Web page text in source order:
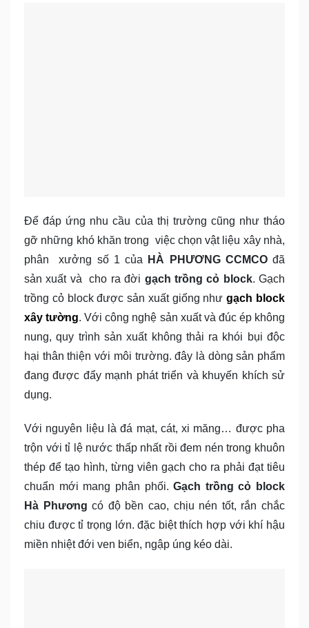
Để đáp ứng nhu cầu của thị trường cũng như tháo
gỡ những khó khăn trong việc chọn vật liệu xây nhà,
phân xưởng số 1 của HÀ PHƯƠNG CCMCOđã
sản xuất và cho ra đời gạch trồng cỏ block. Gạch
trồng cỏ block được sản xuất giống nhưgạch block
xây tường. Với công nghệ sản xuất và đúc ép không
nung, quy trình sản xuất không thải ra khói bụi độc
hại thân thiện với môi trường. đây là dòng sản phẩm
đang được đẩy mạnh phát triển và khuyến khích sử
dụng.
Với nguyên liệu là đá mạt, cát, xi măng… được pha
trộn với tỉ lệ nước thấp nhất rồi đem nén trong khuôn
thép để tạo hình, từng viên gạch cho ra phải đạt tiêu
chuẩn mới mang phân phối.Gạch trồng cỏ block
Hà Phương có độ bền cao, chịu nén tốt, rắn chắc
chiu được tỉ trọng lớn. đặc biệt thích hợp với khí hậu
miền nhiệt đới ven biển, ngập úng kéo dài.